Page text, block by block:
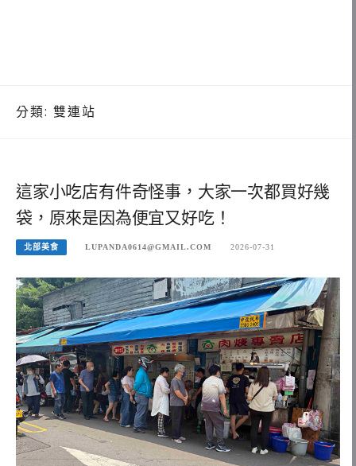
分類: 雙連站
這家小吃店有件奇怪事，大家一次都買好幾
袋，原來是因為便宜又好吃！
北部美食 LUPANDA0614@GMAIL.COM 2026-07-31